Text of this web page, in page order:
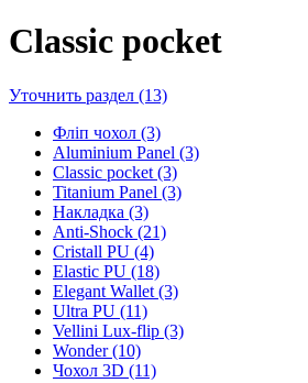
Classic pocket
Уточнить раздел (13)
Фліп чохол (3)
Aluminium Panel (3)
Classic pocket (3)
Titanium Panel (3)
Накладка (3)
Anti-Shock (21)
Cristall PU (4)
Elastic PU (18)
Elegant Wallet (3)
Ultra PU (11)
Vellini Lux-flip (3)
Wonder (10)
Чохол 3D (11)